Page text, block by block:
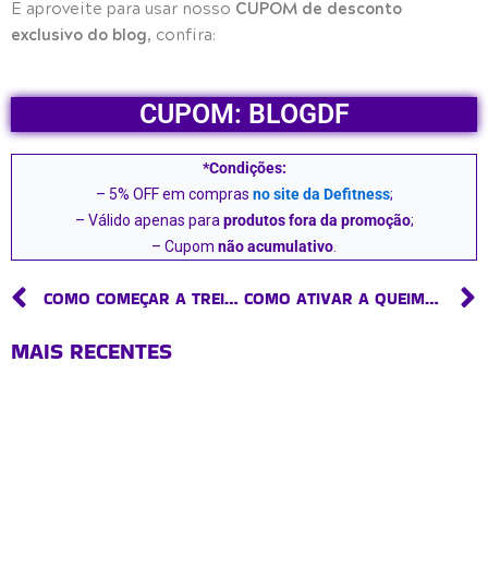
E aproveite para usar nosso CUPOM de desconto
exclusivo do blog, confira:
CUPOM: BLOGDF
*Condições:
– 5% OFF em compras no site da Defitness;
– Válido apenas para produtos fora da promoção;
– Cupom não acumulativo
Prev COMO COMEÇAR A TREINAR E SAIR DO SEDENTARISMO? COMO ATIVAR A QUEIMA DE CALORIAS COM MAIS EFICIÊNCIA?
MAIS RECENTES